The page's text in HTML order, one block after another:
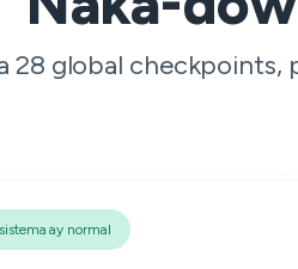
28 global
ay normal